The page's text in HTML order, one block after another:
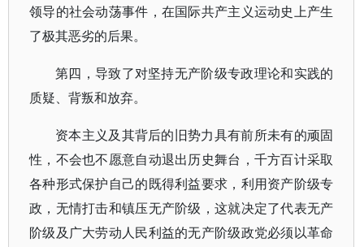
领导的社会动荡事件，在国际共产主义运动史上产生
了极其恶劣的后果。
第四，导致了对坚持无产阶级专政理论和实践的
质疑、背叛和放弃。
资本主义及其背后的旧势力具有前所未有的顽固
性，不会也不愿意自动退出历史舞台，千方百计采取
各种形式保护自己的既得利益要求，利用资产阶级专
政，无情打击和镇压无产阶级，这就决定了代表无产
阶级及广大劳动人民利益的无产阶级政党必须以革命